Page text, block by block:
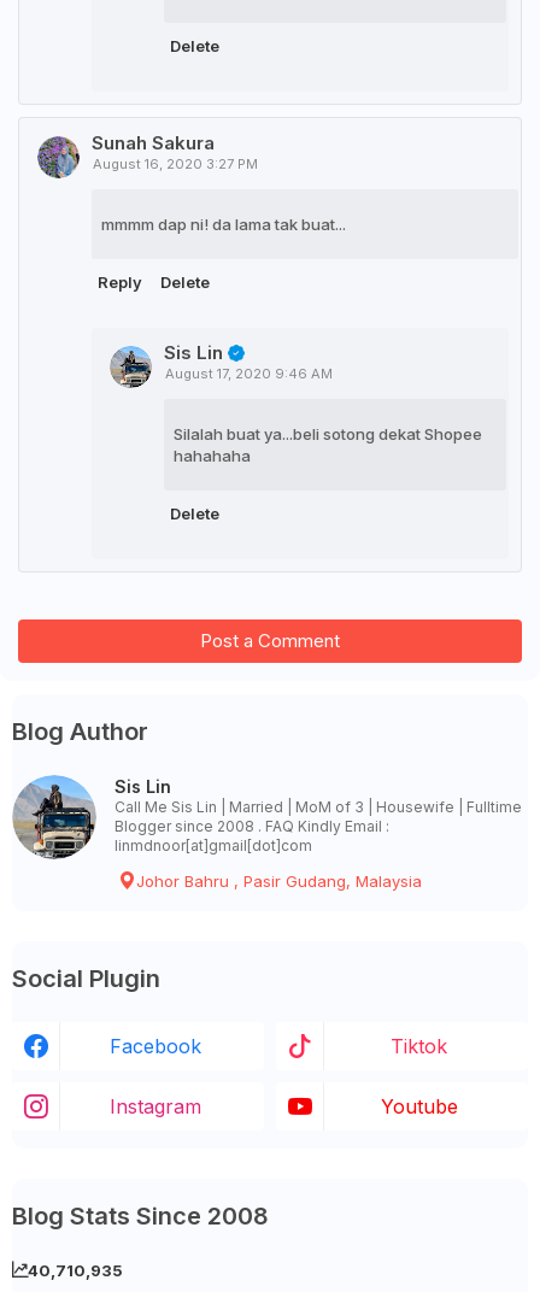
Delete
Sunah Sakura
August 16, 2020 3:27 PM
mmmm dap ni! da lama tak buat...
Reply Delete
Sis Lin
August 17, 2020 9:46 AM
Silalah buat ya...beli sotong dekat Shopee
hahahaha
Delete
Post a Comment
Blog Author
Sis Lin
Call Me Sis Lin | Married | MoM of 3 | Housewife | Fulltime
Blogger since 2008 . FAQ Kindly Email :
linmdnoor[at]gmail[dot]com
Johor Bahru , Pasir Gudang, Malaysia
Social Plugin
Facebook Tiktok
Instagram Youtube
Blog Stats Since 2008
40,710,935